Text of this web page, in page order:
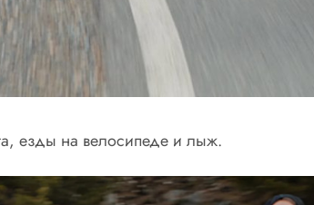
езды на велосипеде и лыж.